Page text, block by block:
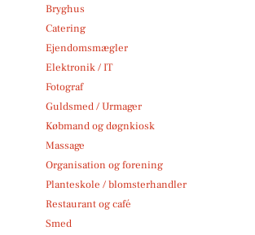
Bryghus
Catering
Ejendomsmægler
Elektronik / IT
Fotograf
Guldsmed / Urmager
Købmand og døgnkiosk
Massage
Organisation og forening
Planteskole / blomsterhandler
Restaurant og café
Smed